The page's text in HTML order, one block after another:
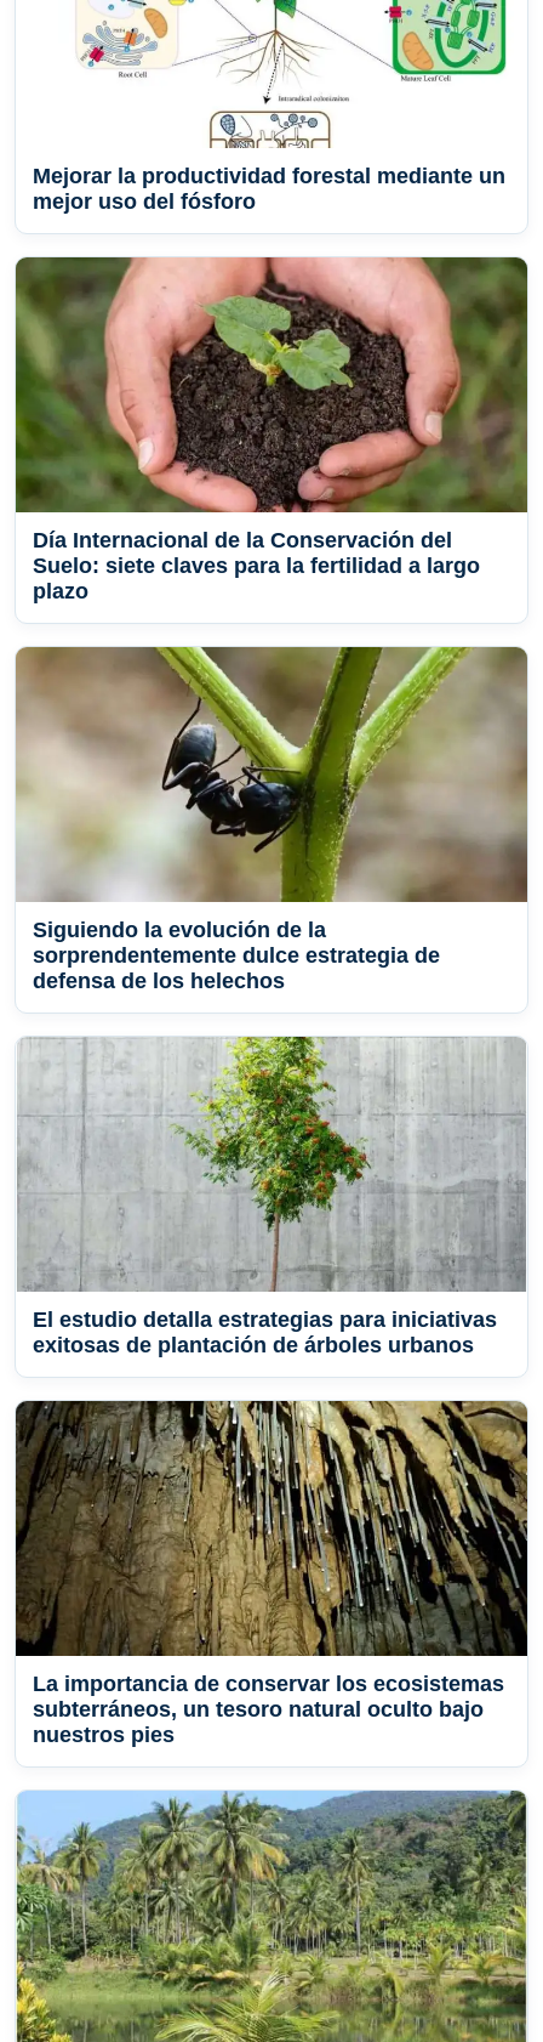
Mejorar la productividad forestal mediante un
mejor uso del fósforo
Día Internacional de la Conservación del
Suelo: siete claves para la fertilidad a largo
plazo
Siguiendo la evolución de la
sorprendentemente dulce estrategia de
defensa de los helechos
El estudio detalla estrategias para iniciativas
exitosas de plantación de árboles urbanos
La importancia de conservar los ecosistemas
subterráneos, un tesoro natural oculto bajo
nuestros pies